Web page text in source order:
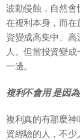
波動侵蝕，自然會
在複利本身，而
資變成高集中、
人。但當投資變
一邊。
複利不會用 是因
複利真的有那麼
資經驗的人，不